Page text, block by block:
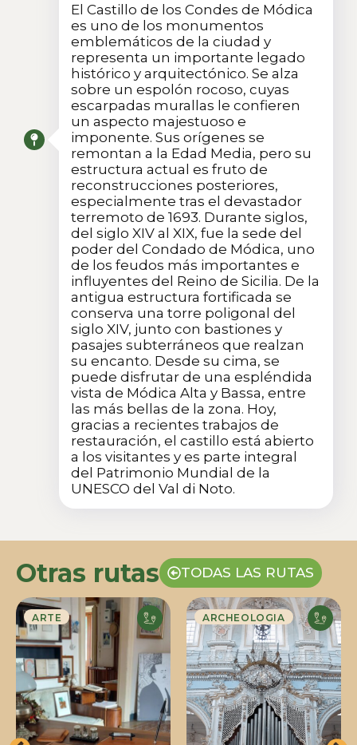
El Castillo de los Condes de Módica
es uno de los monumentos
emblemáticos de la ciudad y
representa un importante legado
histórico y arquitectónico. Se alza
sobre un espolón rocoso, cuyas
escarpadas murallas le confieren
un aspecto majestuoso e
imponente. Sus orígenes se
remontan a la Edad Media, pero su
estructura actual es fruto de
reconstrucciones posteriores,
especialmente tras el devastador
terremoto de 1693. Durante siglos,
del siglo XIV al XIX, fue la sede del
poder del Condado de Módica, uno
de los feudos más importantes e
influyentes del Reino de Sicilia. De la
antigua estructura fortificada se
conserva una torre poligonal del
siglo XIV, junto con bastiones y
pasajes subterráneos que realzan
su encanto. Desde su cima, se
puede disfrutar de una espléndida
vista de Módica Alta y Bassa, entre
las más bellas de la zona. Hoy,
gracias a recientes trabajos de
restauración, el castillo está abierto
a los visitantes y es parte integral
del Patrimonio Mundial de la
UNESCO del Val di Noto.
Otras rutas TODAS LAS RUTAS
ARTE ARCHEOLOGIA